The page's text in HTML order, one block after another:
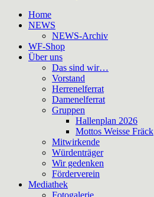
Home
NEWS
NEWS-Archiv
WF-Shop
Über uns
Das sind wir…
Vorstand
Herrenelferrat
Damenelferrat
Gruppen
Hallenplan 2026
Mottos Weisse Fräck
Mitwirkende
Würdenträger
Wir gedenken
Förderverein
Mediathek
Fotogalerie